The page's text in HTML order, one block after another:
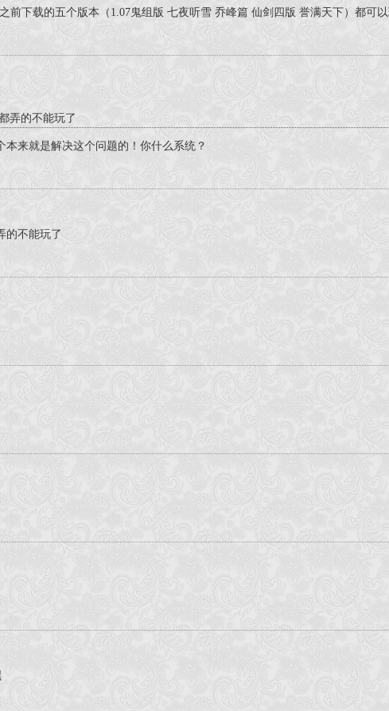
前下载的五个版本（1.07鬼组版 七夜听雪 乔峰篇 仙剑四版 誉满天下）都可
弄的不能玩了
来就是解决这个问题的！你什么系统？
的不能玩了